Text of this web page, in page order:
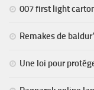
007 first light
Remakes de
Une loi pour